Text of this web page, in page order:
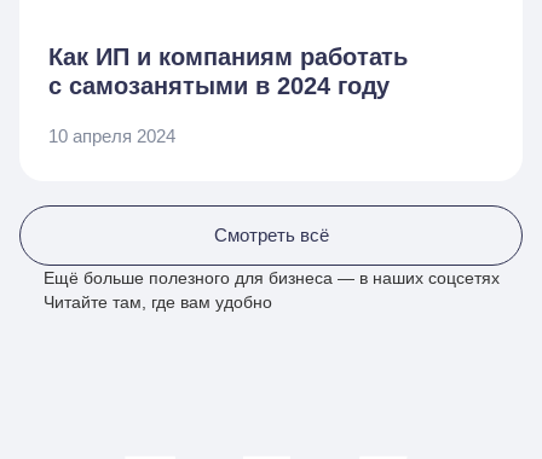
Как ИП и компаниям работать
с самозанятыми в 2024 году
10 апреля 2024
Смотреть всё
Ещё больше полезного для бизнеса — в наших соцсетях
Читайте там, где вам удобно